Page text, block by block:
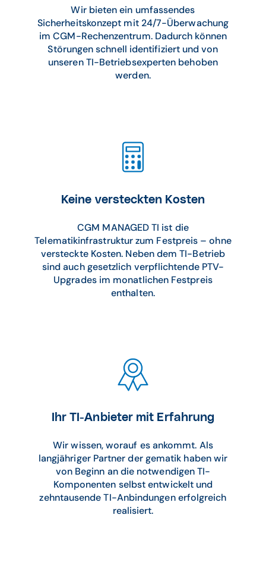
Wir bieten ein umfassendes
Sicherheitskonzept mit 24/7-Überwachung
im CGM-Rechenzentrum. Dadurch können
Störungen schnell identifiziert und von
unseren TI-Betriebsexperten behoben
werden.
Keine versteckten Kosten
CGM MANAGED TI ist die
Telematikinfrastruktur zum Festpreis – ohne
versteckte Kosten. Neben dem TI-Betrieb
sind auch gesetzlich verpflichtende PTV-
Upgrades im monatlichen Festpreis
enthalten.
Ihr TI-Anbieter mit Erfahrung
Wir wissen, worauf es ankommt. Als
langjähriger Partner der gematik haben wir
von Beginn an die notwendigen TI-
Komponenten selbst entwickelt und
zehntausende TI-Anbindungen erfolgreich
realisiert.